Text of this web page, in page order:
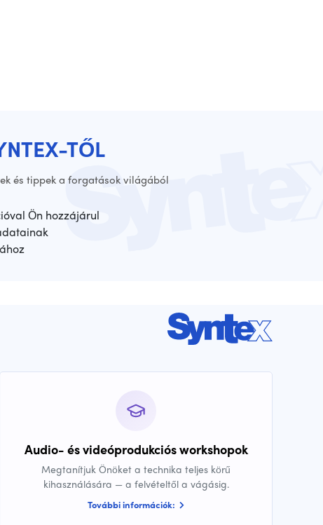
TŐL
és tippek a forgatások világából
Ön hozzájárul
Audio- és videóprodukciós workshopok
Megtanítjuk Önöket a technika teljes körű
kihasználására — a felvételtől a vágásig.
További információk: